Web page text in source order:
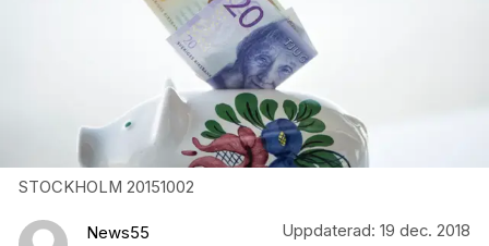
STOCKHOLM 20151002
News55 Uppdaterad: 19 dec. 2018